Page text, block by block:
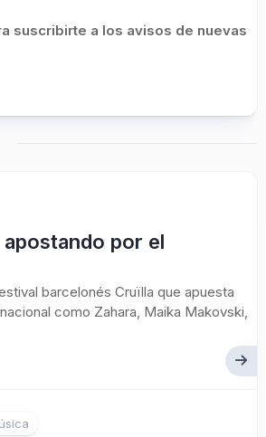
suscribirte a los avisos de nuevas
por el
barcelonés Cruïlla que apuesta
como Zahara, Maika Makovski,